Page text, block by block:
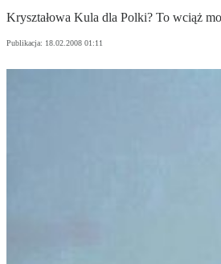
Kryształowa Kula dla Polki? To wciąż
Publikacja: 18.02.2008 01:11